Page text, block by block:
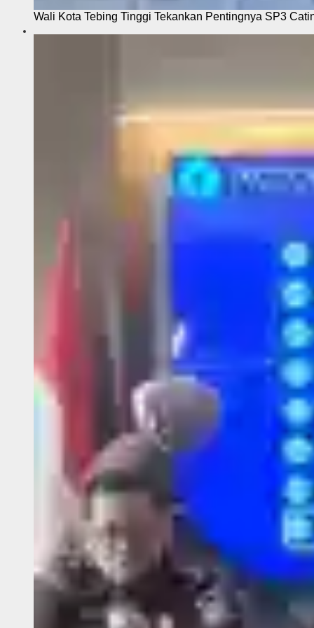
Wali Kota Tebing Tinggi Tekankan Pentingnya SP3